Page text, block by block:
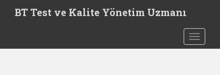
t
BT Test ve Kalite Yönetim Uzmanı